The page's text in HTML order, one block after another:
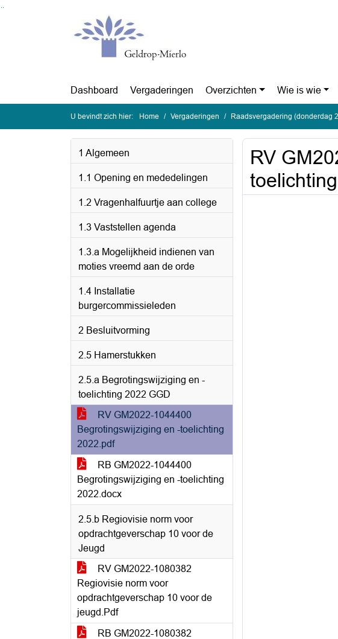
Ga naar de inhoud van deze pagina
Dashboard Vergaderingen Overzichten Wie is wie
U bevindt zich hier: Home Vergaderingen Raadsvergadering (donderdag
1 Algemeen
1.1 Opening en mededelingen
1.2 Vragenhalfuurtje aan college
1.3 Vaststellen agenda
1.3.a Mogelijkheid indienen van
moties vreemd aan de orde
1.4 Installatie
burgercommissieleden
2 Besluitvorming
2.5 Hamerstukken
2.5.a Begrotingswijziging en -
toelichting 2022 GGD
RV GM2022-1044400
Begrotingswijziging en -toelichting
2022.pdf
RB GM2022-1044400
Begrotingswijziging en -toelichting
2022.docx
2.5.b Regiovisie norm voor
opdrachtgeverschap 10 voor de
Jeugd
RV GM2022-1080382
Regiovisie norm voor
opdrachtgeverschap 10 voor de
jeugd.Pdf
RB GM2022-1080382
RV